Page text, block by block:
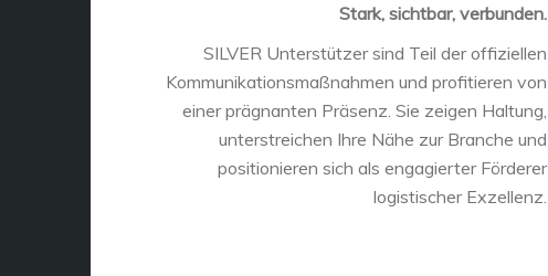
Stark, sichtbar, verbunden.
SILVER Unterstützer sind Teil der offiziellen
Kommunikationsmaßnahmen und profitieren von
einer prägnanten Präsenz. Sie zeigen Haltung,
unterstreichen Ihre Nähe zur Branche und
positionieren sich als engagierter Förderer
logistischer Exzellenz.